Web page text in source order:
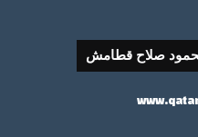
صلاح قطامش